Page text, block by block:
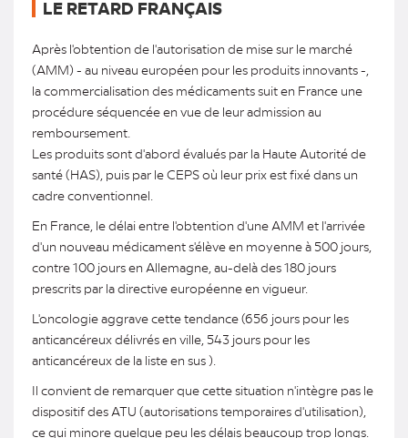
LE RETARD FRANÇAIS
Après l'obtention de l'autorisation de mise sur le marché
(AMM) - au niveau européen pour les produits innovants -,
la commercialisation des médicaments suit en France une
procédure séquencée en vue de leur admission au
remboursement.
Les produits sont d'abord évalués par la Haute Autorité de
santé (HAS), puis par le CEPS où leur prix est fixé dans un
cadre conventionnel.
En France, le délai entre l'obtention d'une AMM et l'arrivée
d'un nouveau médicament s'élève en moyenne à 500 jours,
contre 100 jours en Allemagne, au-delà des 180 jours
prescrits par la directive européenne en vigueur.
L'oncologie aggrave cette tendance (656 jours pour les
anticancéreux délivrés en ville, 543 jours pour les
anticancéreux de la liste en sus ).
Il convient de remarquer que cette situation n'intègre pas le
dispositif des ATU (autorisations temporaires d'utilisation),
ce qui minore quelque peu les délais beaucoup trop longs.